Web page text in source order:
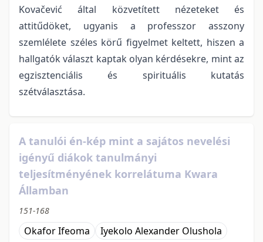
Kovačević által közvetített nézeteket és
attitűdöket, ugyanis a professzor asszony
szemlélete széles körű figyelmet keltett, hiszen a
hallgatók választ kaptak olyan kérdésekre, mint az
egzisztenciális és spirituális kutatás
szétválasztása.
A tanulói én-kép mint a sajátos nevelési
igényű diákok tanulmányi
teljesítményének korrelátuma Kwara
Államban
151-168
Okafor Ifeoma Iyekolo Alexander Olushola